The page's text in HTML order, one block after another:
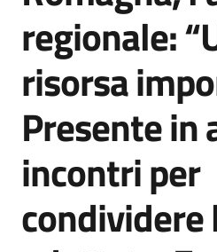
comunicazione
Seguici
su
regionale:
risorsa
Presente in
incontri per
condividere